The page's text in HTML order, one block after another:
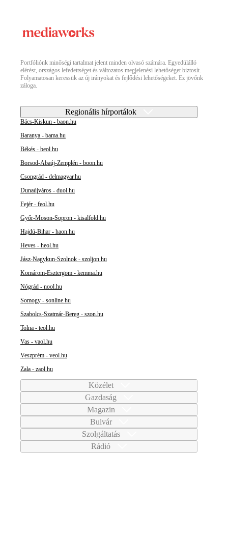
Portfóliónk minőségi tartalmat jelent minden olvasó számára. Egyedülálló
elérést, országos lefedettséget és változatos megjelenési lehetőséget biztosít.
Folyamatosan keressük az új irányokat és fejlődési lehetőségeket. Ez jövőnk
záloga.
Regionális hírportálok
Bács-Kiskun - baon.hu
Baranya - bama.hu
Békés - beol.hu
Borsod-Abaúj-Zemplén - boon.hu
Csongrád - delmagyar.hu
Dunaújváros - duol.hu
Fejér - feol.hu
Győr-Moson-Sopron - kisalfold.hu
Hajdú-Bihar - haon.hu
Heves - heol.hu
Jász-Nagykun-Szolnok - szoljon.hu
Komárom-Esztergom - kemma.hu
Nógrád - nool.hu
Somogy - sonline.hu
Szabolcs-Szatmár-Bereg - szon.hu
Tolna - teol.hu
Vas - vaol.hu
Veszprém - veol.hu
Zala - zaol.hu
Közélet
Gazdaság
Magazin
Bulvár
Szolgáltatás
Rádió